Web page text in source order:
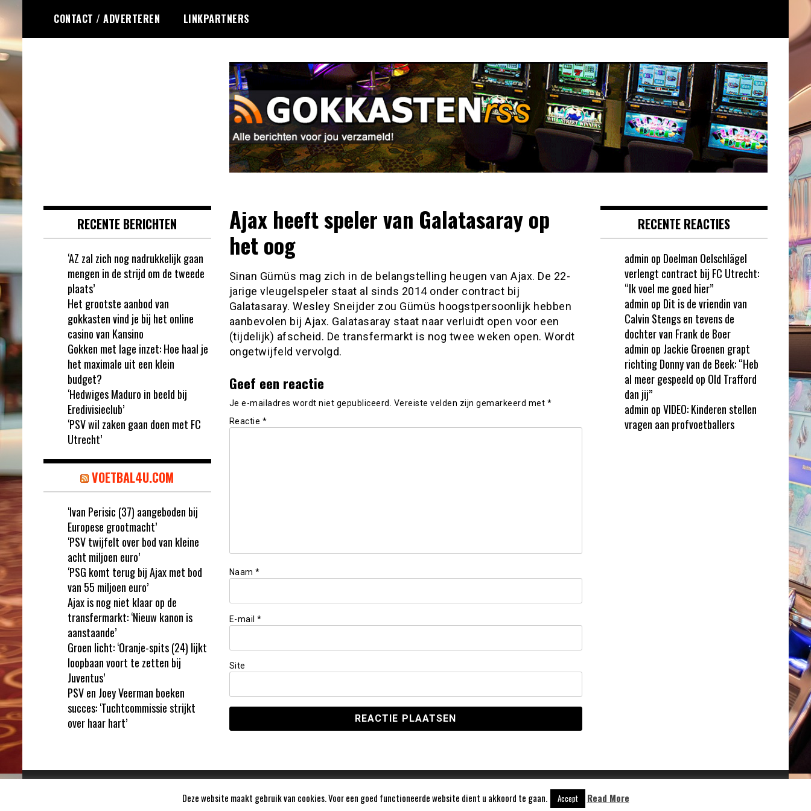
de
inhoud
CONTACT / ADVERTEREN LINKPARTNERS
Ajax heeft speler van Galatasaray op
het oog
Sinan Gümüs mag zich in de belangstelling heugen van Ajax. De 22-
jarige vleugelspeler staat al sinds 2014 onder contract bij
Galatasaray. Wesley Sneijder zou Gümüs hoogstpersoonlijk hebben
aanbevolen bij Ajax. Galatasaray staat naar verluidt open voor een
(tijdelijk) afscheid. De transfermarkt is nog twee weken open. Wordt
ongetwijfeld vervolgd.
Geef een reactie
Je e-mailadres wordt niet gepubliceerd. Vereiste velden zijn gemarkeerd met *
Reactie *
Naam *
E-mail *
Site
RECENTE BERICHTEN
‘AZ zal zich nog nadrukkelijk gaan
mengen in de strijd om de tweede
plaats’
Het grootste aanbod van
gokkasten vind je bij het online
casino van Kansino
Gokken met lage inzet: Hoe haal je
het maximale uit een klein
budget?
‘Hedwiges Maduro in beeld bij
Eredivisieclub’
‘PSV wil zaken gaan doen met FC
Utrecht’
VOETBAL4U.COM
‘Ivan Perisic (37) aangeboden bij
Europese grootmacht’
‘PSV twijfelt over bod van kleine
acht miljoen euro’
‘PSG komt terug bij Ajax met bod
van 55 miljoen euro’
Ajax is nog niet klaar op de
transfermarkt: ‘Nieuw kanon is
aanstaande’
Groen licht: ‘Oranje-spits (24) lijkt
loopbaan voort te zetten bij
Juventus’
PSV en Joey Veerman boeken
succes: ‘Tuchtcommissie strijkt
over haar hart’
RECENTE REACTIES
admin op Doelman Oelschlägel
verlengt contract bij FC Utrecht:
“Ik voel me goed hier”
admin op Dit is de vriendin van
Calvin Stengs en tevens de
dochter van Frank de Boer
admin op Jackie Groenen grapt
richting Donny van de Beek: “Heb
al meer gespeeld op Old Trafford
dan jij”
admin opVIDEO: Kinderen stellen
vragen aan profvoetballers
Deze website maakt gebruik van cookies. Voor een goed functioneerde website dient u akkoord te gaan. Accept Read More